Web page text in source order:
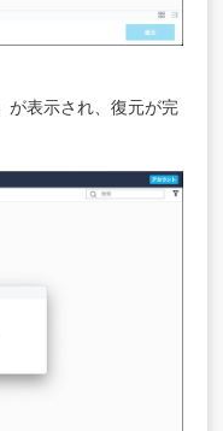
が表示され、復元が完